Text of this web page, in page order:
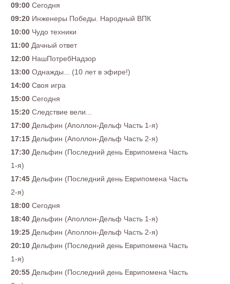
09:00 Сегодня
09:20 Инженеры Победы. Народный ВПК
10:00 Чудо техники
11:00 Дачный ответ
12:00 НашПотребНадзор
13:00 Однажды... (10 лет в эфире!)
14:00 Своя игра
15:00 Сегодня
15:20 Следствие вели...
17:00 Дельфин (Аполлон-Дельф Часть 1-я)
17:15 Дельфин (Аполлон-Дельф Часть 2-я)
17:30 Дельфин (Последний день Еврипомена Часть
1-я)
17:45 Дельфин (Последний день Еврипомена Часть
2-я)
18:00 Сегодня
18:40 Дельфин (Аполлон-Дельф Часть 1-я)
19:25 Дельфин (Аполлон-Дельф Часть 2-я)
20:10 Дельфин (Последний день Еврипомена Часть
1-я)
20:55 Дельфин (Последний день Еврипомена Часть